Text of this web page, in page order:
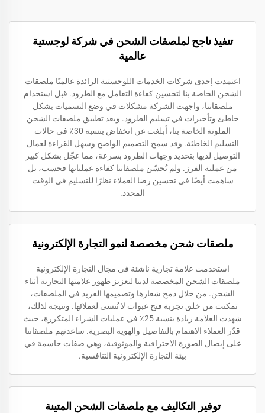
تنفيذ ناجح لملصقات الشحن في شركة لوجستية
عالمية
اعتمدت إحدى شركات الخدمات اللوجستية الرائدة عالميًا ملصقات
الشحن الخاصة بنا لتحسين كفاءة التعامل مع الطرود. قبل استخدام
ملصقاتنا، واجهت الشركة مشكلات في وضع التسميات بشكل
خاطئ وتأخيرات في تسليم الطرود. وبعد تطبيق ملصقات الشحن
الملونة الخاصة بنا، أبلغت عن انخفاض بنسبة 30٪ في حالات
التسليم الخاطئة. وقد سمح التصميم الواضح وسهل القراءة لعمال
التوصيل لديها بتحديد وجهات الطرود بسرعة، مما عجّل بشكل كبير
من عملية الفرز. ولم تُحسّن ملصقاتنا كفاءة عملياتها فحسب، بل
ساهمت أيضًا في تحسين رضا العملاء نظرًا للتسليم في الوقت
المحدد.
ملصقات شحن مخصصة لنمو التجارة الإلكترونية
استخدمت علامة تجارية ناشئة في مجال التجارة الإلكترونية
ملصقات الشحن المخصصة لدينا لتعزيز ظهور علامتها التجارية أثناء
الشحن. من خلال دمج شعارها وتصميمها الفريد في الملصقات،
تمكنت من خلق تجربة فتح عبوات لا تُنسى لعملائها. ونتيجة لذلك،
شهدت العلامة زيادة بنسبة 25٪ في عمليات الشراء المتكررة، حيث
قدّر العملاء الاهتمام بالتفاصيل والهوية البصرية. ساعدتهم ملصقاتنا
على إيصال الصورة الاحترافية والموثوقية، وهي صفات حاسمة في
بيئة التجارة الإلكترونية التنافسية.
توفير التكاليف مع ملصقات الشحن المتينة